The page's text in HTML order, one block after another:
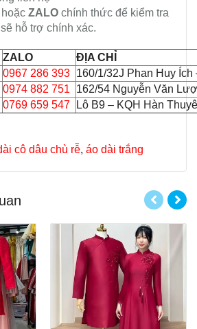
hoặc ZALO chính thức để kiểm tra
hỗ trợ chính xác.
ZALO
ĐỊA CHỈ
0967 286 393 160/1/32J Phan Huy
0974 882 751
162/54 Nguyễn Văn
0769 659 547 Lô B9 – KQH Hàn
cô dâu chù rễ, áo dài trắng